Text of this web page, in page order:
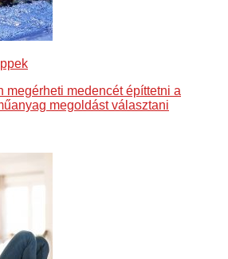
megérheti medencét építtetni a
megoldást választani